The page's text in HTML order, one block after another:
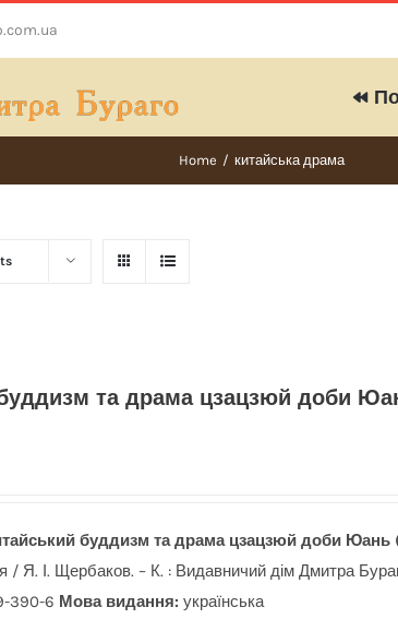
Home / китайська драма
та драма цзацзюй доби
буддизм та драма цзацзюй доби Юань
/ Я. І. Щербаков. – К. : Видавничий дім Дмитра
390-6 Мова видання: українська